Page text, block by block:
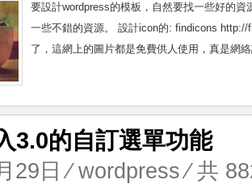
要設計wordpress的模板，自然要找一些好的
一些不錯的資源。 設計icon的: findicons
了，這網上的圖片都是免費供人使用，真是網
3.0的自訂選單功能
29日 ⁄wordpress⁄ 共